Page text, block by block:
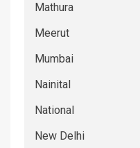
Mathura
Meerut
Mumbai
Nainital
National
New Delhi